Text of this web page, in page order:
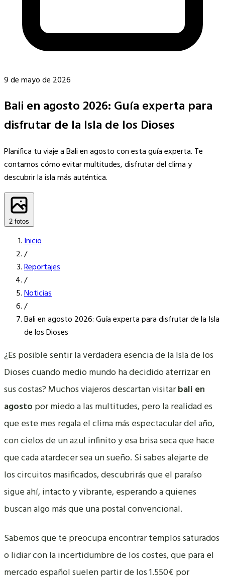
9 de mayo de 2026
Bali en agosto 2026: Guía experta para
disfrutar de la Isla de los Dioses
Planifica tu viaje a Bali en agosto con esta guía experta. Te
contamos cómo evitar multitudes, disfrutar del clima y
descubrir la isla más auténtica.
2 fotos
Inicio
/
Reportajes
/
Noticias
/
Bali en agosto 2026: Guía experta para disfrutar de la Isla
de los Dioses
¿Es posible sentir la verdadera esencia de la Isla de los
Dioses cuando medio mundo ha decidido aterrizar en
sus costas? Muchos viajeros descartan visitarbali en
agosto por miedo a las multitudes, pero la realidad es
que este mes regala el clima más espectacular del año,
con cielos de un azul infinito y esa brisa seca que hace
que cada atardecer sea un sueño. Si sabes alejarte de
los circuitos masificados, descubrirás que el paraíso
sigue ahí, intacto y vibrante, esperando a quienes
buscan algo más que una postal convencional.
Sabemos que te preocupa encontrar templos saturados
o lidiar con la incertidumbre de los costes, que para el
mercado español suelen partir de los 1.550€ por